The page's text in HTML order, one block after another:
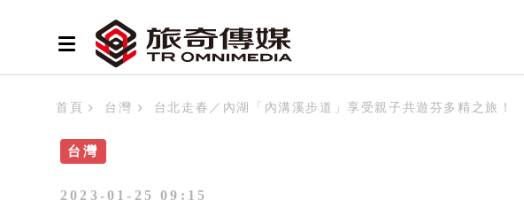
首頁 台灣 台北走春／內湖「內溝溪步道」享受親子共遊芬多精之旅！
台灣
2023-01-25 09:15